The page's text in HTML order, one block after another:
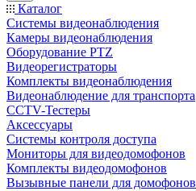
Каталог
Системы видеонаблюдения
Камеры видеонаблюдения
Оборудование PTZ
Видеорегистраторы
Комплекты видеонаблюдения
Видеонаблюдение для транспорта
CCTV-Тестеры
Аксессуары
Системы контроля доступа
Мониторы для видеодомофонов
Комплекты видеодомофонов
Вызывные панели для домофонов